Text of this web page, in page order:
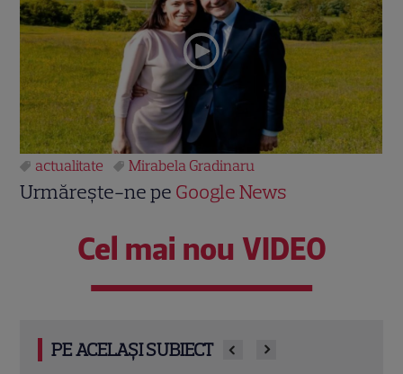
actualitate Mirabela Gradinaru
Urmărește-ne pe Google News
Cel mai nou VIDEO
PE ACELAȘI SUBIECT